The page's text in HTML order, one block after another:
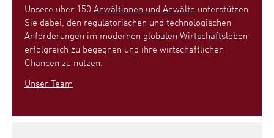
Unsere über 150 Anwältinnen und Anwälte unterstützen
Sie dabei, den regulatorischen und technologischen
Anforderungen im modernen globalen Wirtschaftsleben
erfolgreich zu begegnen und ihre wirtschaftlichen
Chancen zu nutzen.
Unser Team